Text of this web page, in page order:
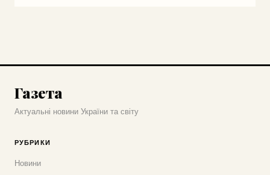
Газета
Актуальні новини України та світу
РУБРИКИ
Новини